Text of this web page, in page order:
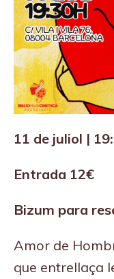
11 de juliol |
Entrada 12€
Bizum para
Amor de
que entrellaça